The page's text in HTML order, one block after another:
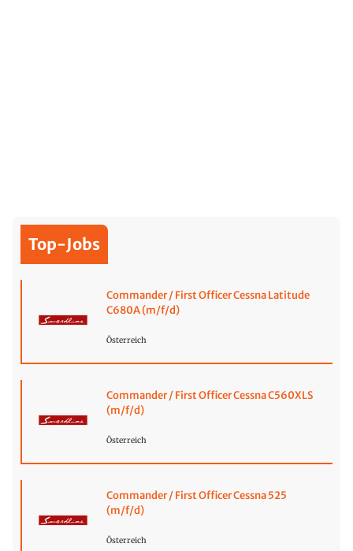
Top-Jobs
Commander / First Officer Cessna Latitude
C680A (m/f/d)
Österreich
Commander / First Officer Cessna C560XLS
(m/f/d)
Österreich
Commander / First Officer Cessna 525
(m/f/d)
Österreich